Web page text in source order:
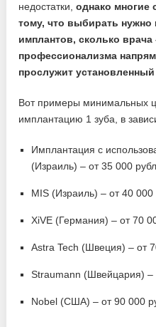
недостатки,однако многие
тому, что выбирать нужно
имплантов, сколько врача
профессионализма
прослужит
Вот примеры минимальных
имплантацию 1 зуба, в
Имплантация с
(Израиль) – от 35 000
MIS (Израиль) – от 40 000
XiVE (Германия) – от 70
Astra Tech (Швеция) – от
Straumann (Швейцария) –
Nobel (США) – от 90 000